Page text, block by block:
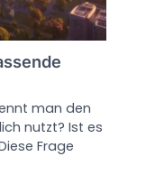
man den
nutzt? Ist es
Frage